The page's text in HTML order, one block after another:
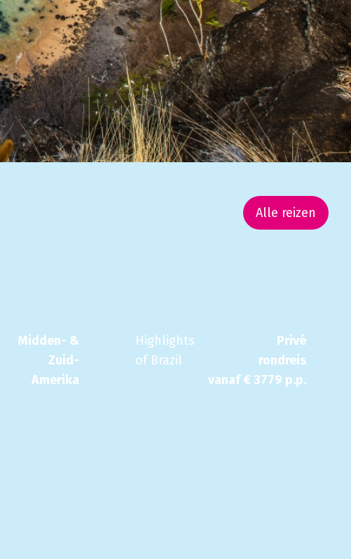
Alle reizen
Midden- &
Zuid-
Amerika
Highlights
of Brazil
Privé
rondreis
vanaf € 3779 p.p.